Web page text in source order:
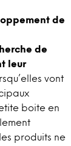
de
de
leur
vont
boite en
produits ne